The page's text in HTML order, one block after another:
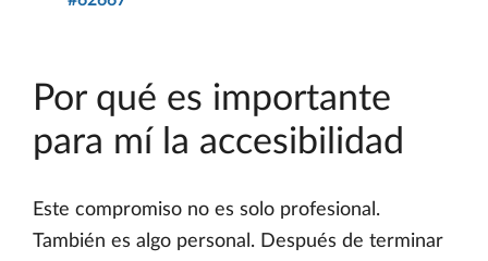
Por qué es importante
para mí la accesibilidad
Este compromiso no es solo profesional.
También es algo personal. Después de terminar